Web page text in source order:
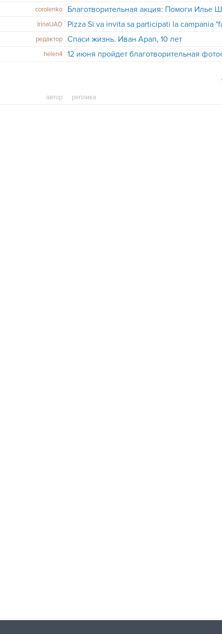
corolenko
IrinaUAD
Pizza Si va invita sa participati la campania
редактор Спаси жизнь. Иван Арап, 10 лет
helen4
автор реплика